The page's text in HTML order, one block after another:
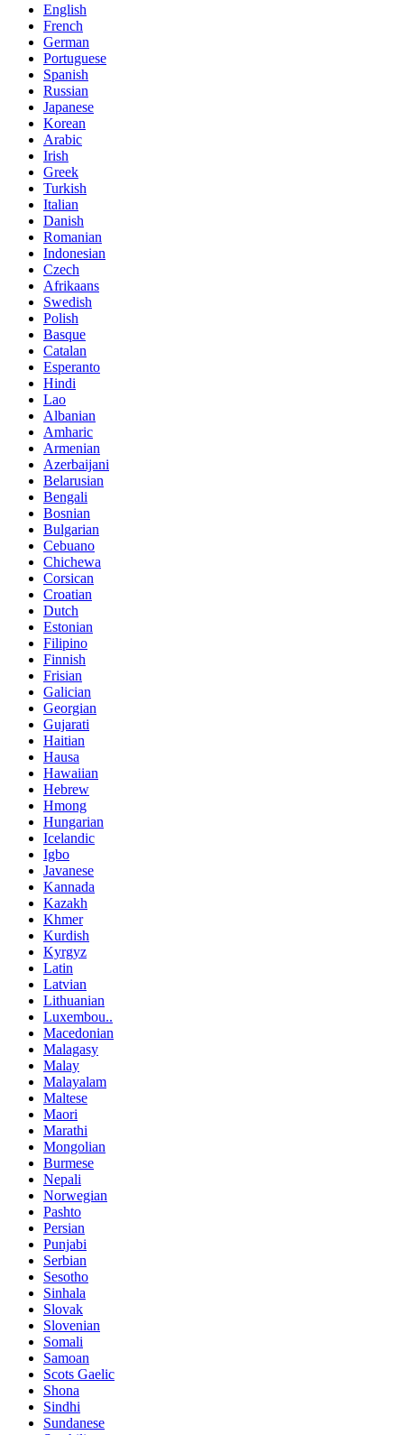
English
French
German
Portuguese
Spanish
Russian
Japanese
Korean
Arabic
Irish
Greek
Turkish
Italian
Danish
Romanian
Indonesian
Czech
Afrikaans
Swedish
Polish
Basque
Catalan
Esperanto
Hindi
Lao
Albanian
Amharic
Armenian
Azerbaijani
Belarusian
Bengali
Bosnian
Bulgarian
Cebuano
Chichewa
Corsican
Croatian
Dutch
Estonian
Filipino
Finnish
Frisian
Galician
Georgian
Gujarati
Haitian
Hausa
Hawaiian
Hebrew
Hmong
Hungarian
Icelandic
Igbo
Javanese
Kannada
Kazakh
Khmer
Kurdish
Kyrgyz
Latin
Latvian
Lithuanian
Luxembou..
Macedonian
Malagasy
Malay
Malayalam
Maltese
Maori
Marathi
Mongolian
Burmese
Nepali
Norwegian
Pashto
Persian
Punjabi
Serbian
Sesotho
Sinhala
Slovak
Slovenian
Somali
Samoan
Scots Gaelic
Shona
Sindhi
Sundanese